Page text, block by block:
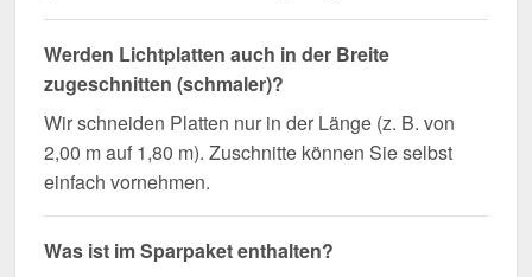
Werden Lichtplatten auch in der Breite
zugeschnitten (schmaler)?
Wir schneiden Platten nur in der Länge (z. B. von
2,00 m auf 1,80 m). Zuschnitte können Sie selbst
einfach vornehmen.
Was ist im Sparpaket enthalten?